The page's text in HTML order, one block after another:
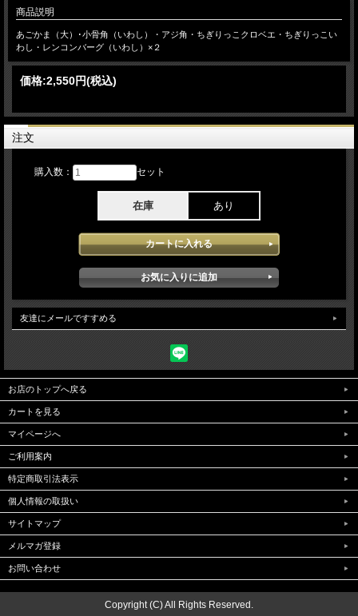
商品説明
あごかま（大）･小骨角（いわし）・アジ角・ちぎりっこクロベエ・ちぎりっこい
わし・レンコンバーグ（いわし）×２
価格:2,550円(税込)
注文
購入数： セット
在庫 あり
友達にメールですすめる
お店のトップへ戻る
カートを見る
マイページへ
ご利用案内
特定商取引法表示
個人情報の取扱い
サイトマップ
メルマガ登録
お問い合わせ
Copyright (C) All Rights Reserved.